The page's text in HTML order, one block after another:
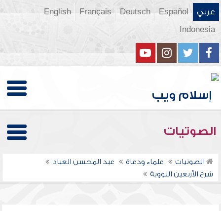
عربي Español
Deutsch
Français
English
Indonesia
الصوتيات
الصوتيات علماء ودعاة
عبد المحسن العباد
شرح الأربعين النووية